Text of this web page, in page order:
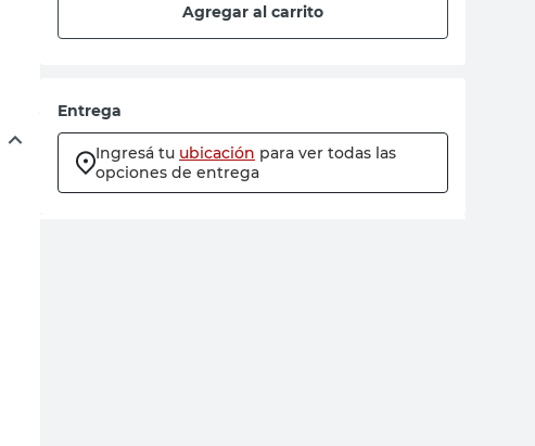
Agregar al carrito
Entrega
Ingresá tu ubicación para ver todas las
opciones de entrega